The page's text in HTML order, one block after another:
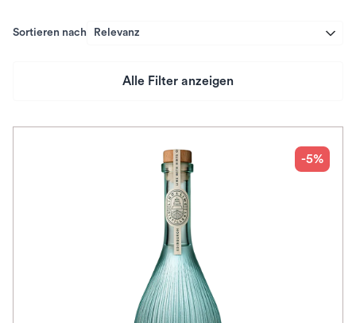
Sortieren nach Relevanz
Alle Filter anzeigen
-5%